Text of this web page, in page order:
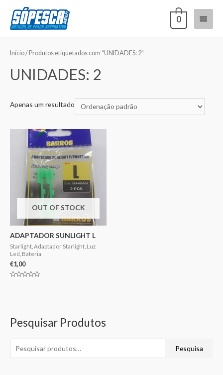
0
Pesquisar Produtos
Pesquisa
Início/ Produtos etiquetados com “UNIDADES: 2”
UNIDADES: 2
Apenas um resultado
OUT OF STOCK
ADAPTADOR SUNLIGHT L
Starlight, Adaptador Starlight, Luz
Led, Bateria
€1,00